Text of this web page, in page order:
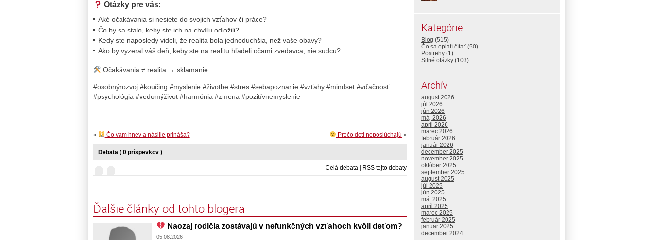
Otázky pre vás:
Aké očakávania si nesiete do svojich vzťahov či práce?
Čo by sa stalo, keby ste ich na chvíľu odložili?
Kedy ste naposledy videli, že realita bola jednoduchšia, než vaše obavy?
Ako by vyzeral váš deň, keby ste na realitu hľadeli očami zvedavca, nie sudcu?
Očakávania ≠ realita → sklamanie.
#osobnýrozvoj #koučing #myslenie #životbe #stres #sebapoznanie #vzťahy #mindset #vďačnosť
#psychológia #vedomýživot #harmónia #zmena #pozitívnemyslenie
Prečo deti neposlúchajú »
« Čo vám hnev a násilie prináša?
Debata ( 0 príspevkov )
Celá debata | RSS tejto debaty
Ďalšie články od tohto blogera
Naozaj rodičia zostávajú v nefunkčných vzťahoch kvôli deťom?
05.08.2026
Kategórie
Blog (515)
Čo sa oplatí čítať (50)
Postrehy (1)
Silné otázky (103)
Archív
august 2026
júl 2026
jún 2026
máj 2026
apríl 2026
marec 2026
február 2026
január 2026
december 2025
november 2025
október 2025
september 2025
august 2025
júl 2025
jún 2025
máj 2025
apríl 2025
marec 2025
február 2025
január 2025
december 2024